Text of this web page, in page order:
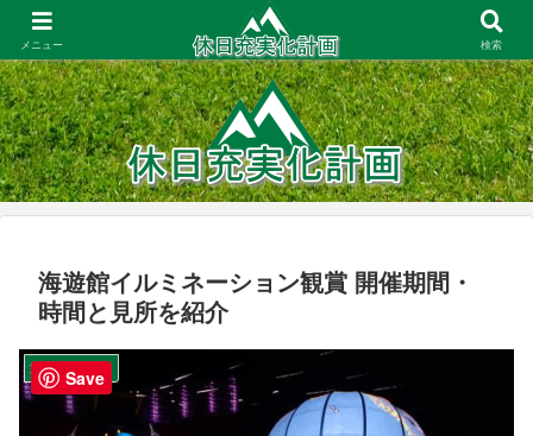
大阪周辺での登山・お出かけ／一人暮らしの家事・節約／コスパ重視の商品レ
ビュー
海遊館イルミネーション観賞 開催期間・
時間と見所を紹介
旅行／お出かけ
メニュー 検索
Save